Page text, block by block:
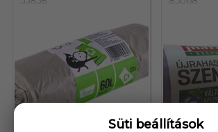
Süti beállítások